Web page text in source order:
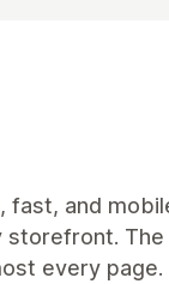
fast, and
every